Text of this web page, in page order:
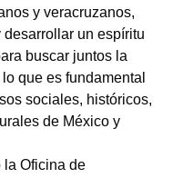
y veracruzanos,
desarrollar un espíritu
buscar juntos la
que es fundamental
sociales, históricos,
de México y
la Oficina de